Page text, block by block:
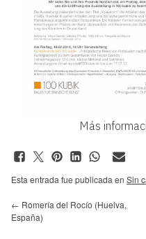
Más
Esta entrada fue publicada en Sin
← Romería del Rocío (Huelva,
España)